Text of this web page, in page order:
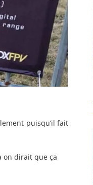
puisqu’il fait
on dirait que ça